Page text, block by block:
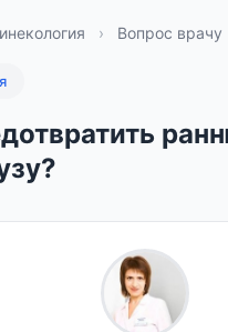
› Вопрос врачу